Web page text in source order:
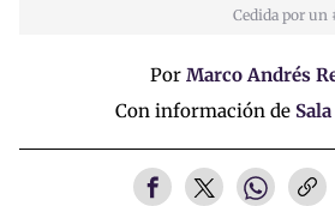
Cedida por un
Por Marco Andrés
Con información de